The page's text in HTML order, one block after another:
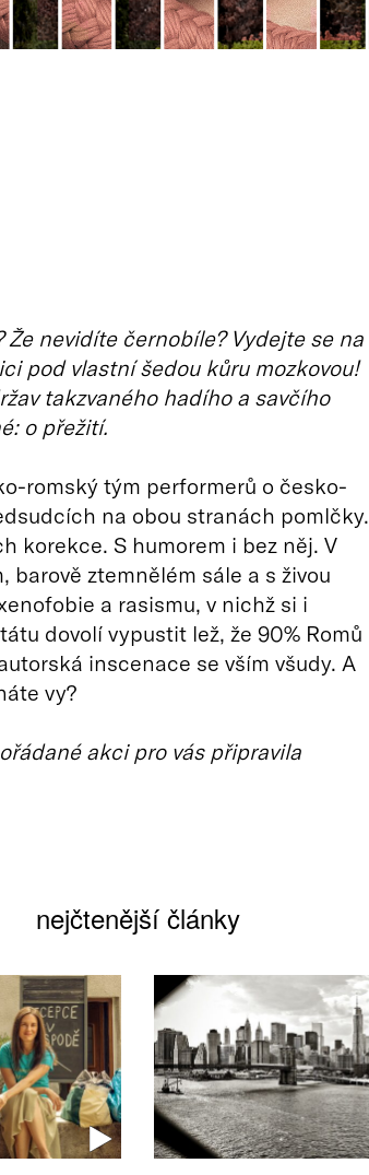
nevidíte černobíle? Vydejte se na
pod vlastní šedou kůru mozkovou!
takzvaného hadího a savčího
o přežití.
romský tým performerů o česko-
na obou stranách pomlčky.
korekce. S humorem i bez něj. V
barově ztemnělém sále a s živou
a rasismu, v nichž si i
dovolí vypustit lež, že 90% Romů
inscenace se vším všudy. A
vy?
akci pro vás připravila
nejčtenější články